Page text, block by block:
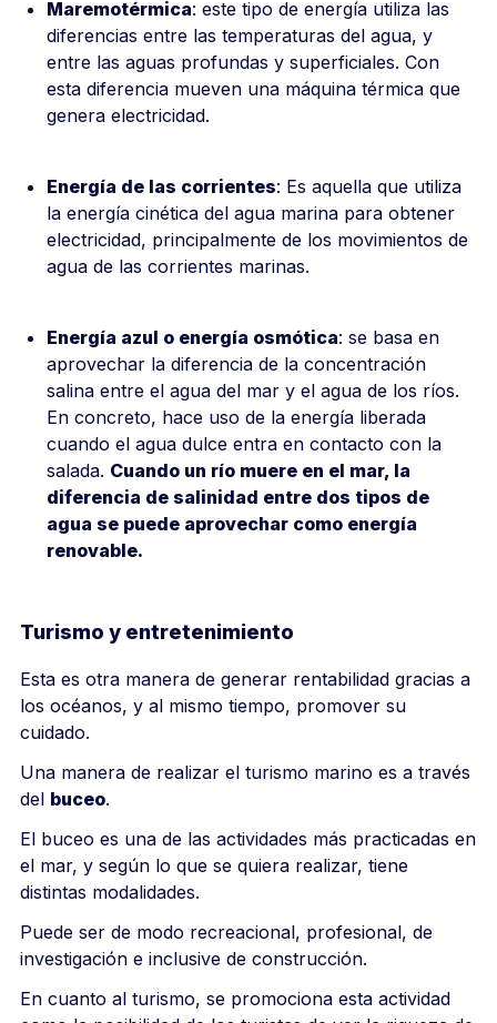
Maremotérmica: este tipo de energía utiliza las
diferencias entre las temperaturas del agua, y
entre las aguas profundas y superficiales. Con
esta diferencia mueven una máquina térmica que
genera electricidad.
Energía de las corrientes: Es aquella que utiliza
la energía cinética del agua marina para obtener
electricidad, principalmente de los movimientos de
agua de las corrientes marinas.
Energía azul o energía osmótica: se basa en
aprovechar la diferencia de la concentración
salina entre el agua del mar y el agua de los ríos.
En concreto, hace uso de la energía liberada
cuando el agua dulce entra en contacto con la
salada. Cuando un río muere en el mar, la
diferencia de salinidad entre dos tipos de
agua se puede aprovechar como energía
renovable.
Turismo y entretenimiento
Esta es otra manera de generar rentabilidad gracias a
los océanos, y al mismo tiempo, promover su
cuidado.
Una manera de realizar el turismo marino es a través
del buceo.
El buceo es una de las actividades más practicadas en
el mar, y según lo que se quiera realizar, tiene
distintas modalidades.
Puede ser de modo recreacional, profesional, de
investigación e inclusive de construcción.
En cuanto al turismo, se promociona esta actividad